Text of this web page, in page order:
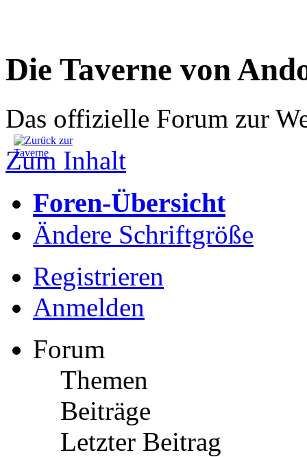
Die Taverne von
Das offizielle Forum zur
Zum Inhalt
Foren-Übersicht
Ändere Schriftgröße
Registrieren
Anmelden
Forum
Themen
Beiträge
Letzter Beitrag